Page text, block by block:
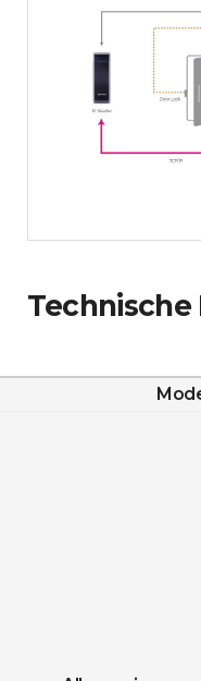
Technische